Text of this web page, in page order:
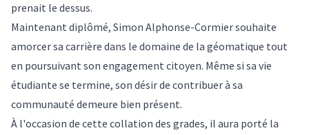
prenait le dessus.
Maintenant diplômé, Simon Alphonse-Cormier souhaite
amorcer sa carrière dans le domaine de la géomatique tout
en poursuivant son engagement citoyen. Même si sa vie
étudiante se termine, son désir de contribuer à sa
communauté demeure bien présent.
À l'occasion de cette collation des grades, il aura porté la